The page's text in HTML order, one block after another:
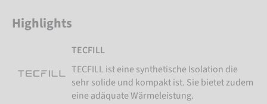
Highlights
TECFILL
TECFILL ist eine synthetische Isolation die
sehr solide und kompakt ist. Sie bietet zudem
eine adäquate Wärmeleistung.